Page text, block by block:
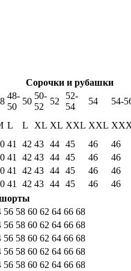
Сорочки и рубашки
48-
50
50
50-
52
52
52-
54
54
54-
L L XL XL XXL XXL
41 42 43 44 45 46
46
41 42 43 44 45 46
46
41 42 43 44 45 46
46
41 42 43 44 45 46
46
56 58 60 62 64 66 68
56 58 60 62 64 66 68
56 58 60 62 64 66 68
56 58 60 62 64 66 68
56 58 60 62 64 66 68